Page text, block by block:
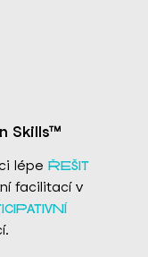
Skills™
lépe ŘEŠIT
facilitací v